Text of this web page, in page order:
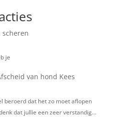
scheren
je
van hond Kees
beroerd dat het zo moet aflopen
dat jullie een zeer verstandig…